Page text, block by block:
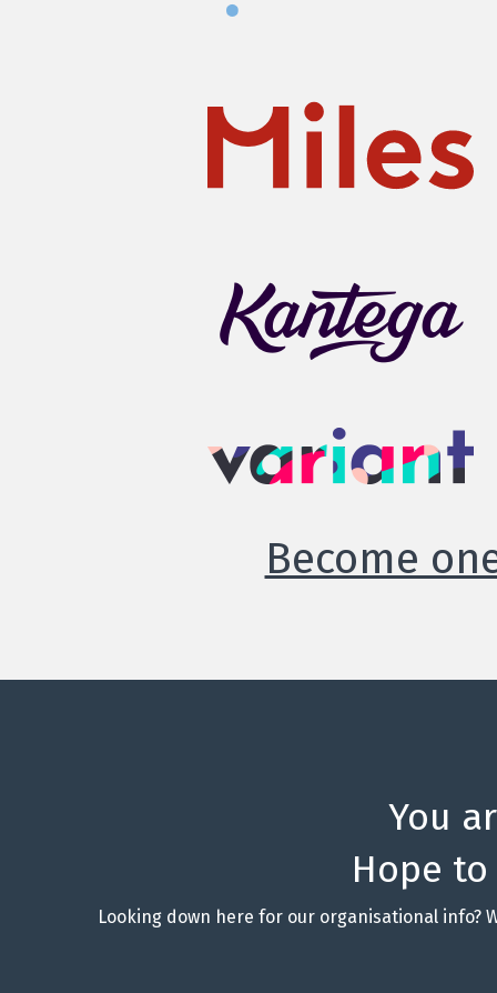
Become
You
Hope
Looking down here for our organisational info?